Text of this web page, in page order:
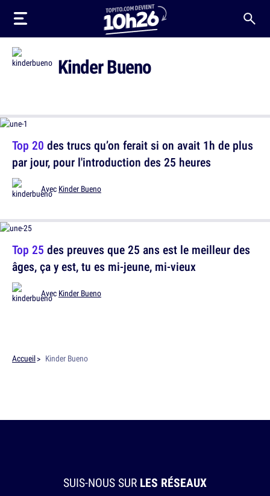
Kinder Bueno
Top 20 des trucs qu’on ferait si on avait 1h de plus
par jour, pour l'introduction des 25 heures
Avec Kinder Bueno
Top 25 des preuves que 25 ans est le meilleur des
âges, ça y est, tu es mi-jeune, mi-vieux
Avec Kinder Bueno
Accueil Kinder Bueno
SUIS-NOUS SUR LES RÉSEAUX